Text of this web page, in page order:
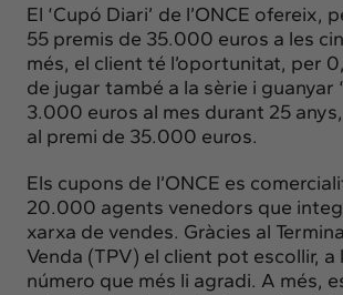
El ‘Cupó Diari’ de l’ONCE ofereix,
55 premis de 35.000 euros a les
més, el client té l’oportunitat, per
de jugar també a la sèrie i guanyar
3.000 euros al mes durant 25 anys,
al premi de 35.000 euros.
Els cupons de l’ONCE es
20.000 agents venedors que
xarxa de vendes. Gràcies al
Venda (TPV) el client pot escollir, a
número que més li agradi. A més,